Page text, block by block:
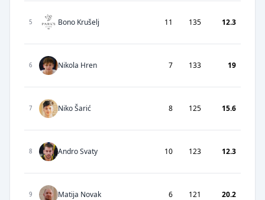
5 Bono Krušelj 11 135 12.3
6 Nikola Hren 7 133 19
7 Niko Šarić 8 125 15.6
8 Andro Svaty 10 123 12.3
9 Matija Novak 6 121 20.2